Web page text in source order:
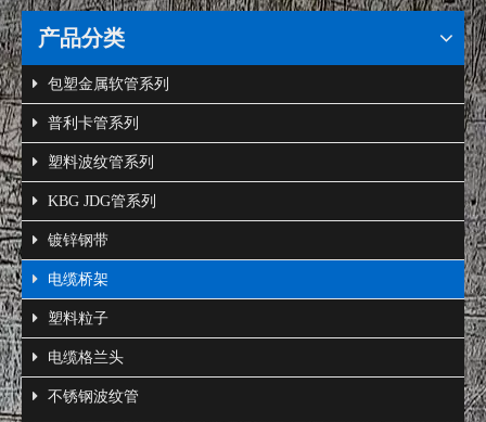
产品分类
包塑金属软管系列
普利卡管系列
塑料波纹管系列
KBG JDG管系列
镀锌钢带
电缆桥架
塑料粒子
电缆格兰头
不锈钢波纹管